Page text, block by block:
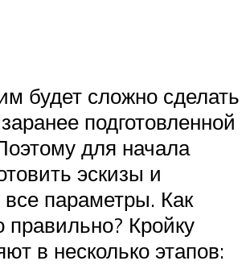
будет сложно сделать
подготовленной
для начала
эскизы и
все параметры. Как
правильно? Кройку
в несколько этапов: